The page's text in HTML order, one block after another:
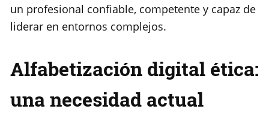
un profesional confiable, competente y capaz de
liderar en entornos complejos.
Alfabetización digital ética:
una necesidad actual